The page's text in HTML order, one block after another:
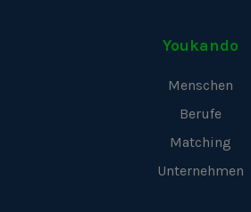
Youkando
Menschen
Berufe
Matching
Unternehmen